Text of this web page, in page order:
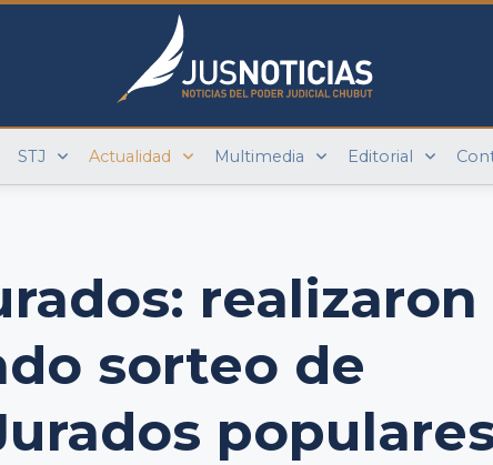
STJ Actualidad Multimedia Editorial
realizaron
sorteo de